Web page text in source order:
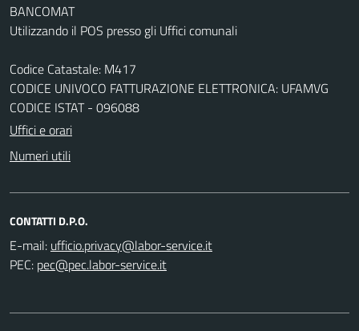
BANCOMAT
Utilizzando il POS presso gli Uffici comunali
Codice Catastale: M417
CODICE UNIVOCO FATTURAZIONE ELETTRONICA: UFAMVG
CODICE ISTAT - 096088
Uffici e orari
Numeri utili
CONTATTI D.P.O.
E-mail:
PEC: